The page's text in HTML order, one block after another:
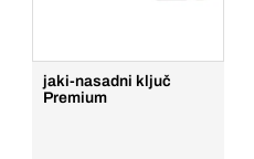
jaki-nasadni ključ
Premium